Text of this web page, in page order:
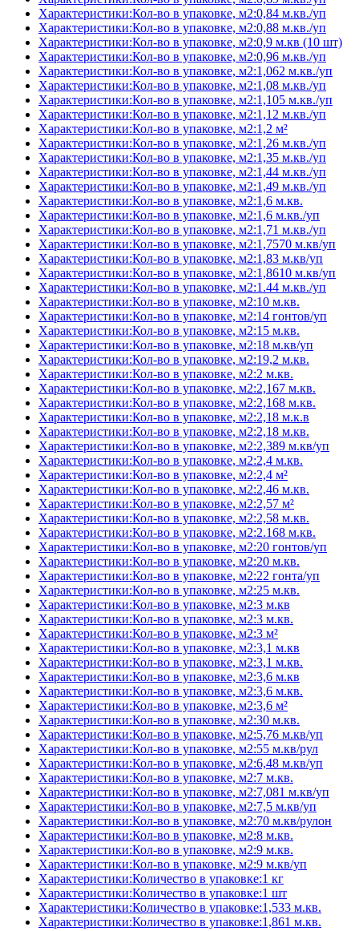
Характеристики:Кол-во в упаковке, м2:0,84 м.кв./уп
Характеристики:Кол-во в упаковке, м2:0,88 м.кв./уп
Характеристики:Кол-во в упаковке, м2:0,9 м.кв (10 шт)
Характеристики:Кол-во в упаковке, м2:0,96 м.кв./уп
Характеристики:Кол-во в упаковке, м2:1,062 м.кв./уп
Характеристики:Кол-во в упаковке, м2:1,08 м.кв./уп
Характеристики:Кол-во в упаковке, м2:1,105 м.кв./уп
Характеристики:Кол-во в упаковке, м2:1,12 м.кв./уп
Характеристики:Кол-во в упаковке, м2:1,2 м²
Характеристики:Кол-во в упаковке, м2:1,26 м.кв./уп
Характеристики:Кол-во в упаковке, м2:1,35 м.кв./уп
Характеристики:Кол-во в упаковке, м2:1,44 м.кв./уп
Характеристики:Кол-во в упаковке, м2:1,49 м.кв./уп
Характеристики:Кол-во в упаковке, м2:1,6 м.кв.
Характеристики:Кол-во в упаковке, м2:1,6 м.кв./уп
Характеристики:Кол-во в упаковке, м2:1,71 м.кв./уп
Характеристики:Кол-во в упаковке, м2:1,7570 м.кв/уп
Характеристики:Кол-во в упаковке, м2:1,83 м.кв/уп
Характеристики:Кол-во в упаковке, м2:1,8610 м.кв/уп
Характеристики:Кол-во в упаковке, м2:1.44 м.кв./уп
Характеристики:Кол-во в упаковке, м2:10 м.кв.
Характеристики:Кол-во в упаковке, м2:14 гонтов/уп
Характеристики:Кол-во в упаковке, м2:15 м.кв.
Характеристики:Кол-во в упаковке, м2:18 м.кв/уп
Характеристики:Кол-во в упаковке, м2:19,2 м.кв.
Характеристики:Кол-во в упаковке, м2:2 м.кв.
Характеристики:Кол-во в упаковке, м2:2,167 м.кв.
Характеристики:Кол-во в упаковке, м2:2,168 м.кв.
Характеристики:Кол-во в упаковке, м2:2,18 м.к.в
Характеристики:Кол-во в упаковке, м2:2,18 м.кв.
Характеристики:Кол-во в упаковке, м2:2,389 м.кв/уп
Характеристики:Кол-во в упаковке, м2:2,4 м.кв.
Характеристики:Кол-во в упаковке, м2:2,4 м²
Характеристики:Кол-во в упаковке, м2:2,46 м.кв.
Характеристики:Кол-во в упаковке, м2:2,57 м²
Характеристики:Кол-во в упаковке, м2:2,58 м.кв.
Характеристики:Кол-во в упаковке, м2:2.168 м.кв.
Характеристики:Кол-во в упаковке, м2:20 гонтов/уп
Характеристики:Кол-во в упаковке, м2:20 м.кв.
Характеристики:Кол-во в упаковке, м2:22 гонта/уп
Характеристики:Кол-во в упаковке, м2:25 м.кв.
Характеристики:Кол-во в упаковке, м2:3 м.кв
Характеристики:Кол-во в упаковке, м2:3 м.кв.
Характеристики:Кол-во в упаковке, м2:3 м²
Характеристики:Кол-во в упаковке, м2:3,1 м.кв
Характеристики:Кол-во в упаковке, м2:3,1 м.кв.
Характеристики:Кол-во в упаковке, м2:3,6 м.кв
Характеристики:Кол-во в упаковке, м2:3,6 м.кв.
Характеристики:Кол-во в упаковке, м2:3,6 м²
Характеристики:Кол-во в упаковке, м2:30 м.кв.
Характеристики:Кол-во в упаковке, м2:5,76 м.кв/уп
Характеристики:Кол-во в упаковке, м2:55 м.кв/рул
Характеристики:Кол-во в упаковке, м2:6,48 м.кв/уп
Характеристики:Кол-во в упаковке, м2:7 м.кв.
Характеристики:Кол-во в упаковке, м2:7,081 м.кв/уп
Характеристики:Кол-во в упаковке, м2:7,5 м.кв/уп
Характеристики:Кол-во в упаковке, м2:70 м.кв/рулон
Характеристики:Кол-во в упаковке, м2:8 м.кв.
Характеристики:Кол-во в упаковке, м2:9 м.кв.
Характеристики:Кол-во в упаковке, м2:9 м.кв/уп
Характеристики:Количество в упаковке:1 кг
Характеристики:Количество в упаковке:1 шт
Характеристики:Количество в упаковке:1,533 м.кв.
Характеристики:Количество в упаковке:1,861 м.кв.